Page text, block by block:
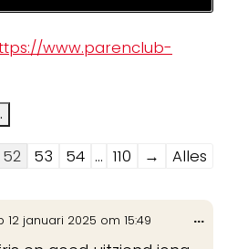
www.parenclub-
52 53 54 ... 110 →
Alles
12 januari 2025 om 15:49 ...